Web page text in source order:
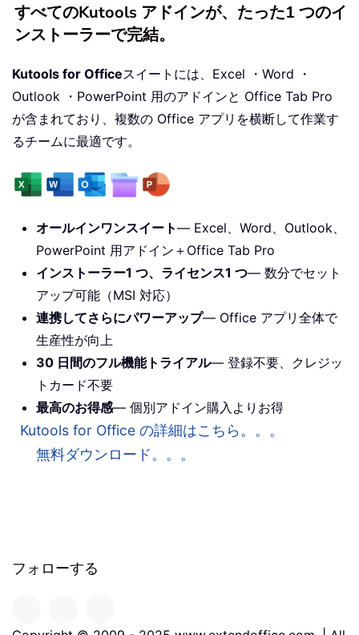
すべてのKutools アドインが、たった1 つのイ
ンストーラーで完結。
Kutools for Officeスイートには、Excel ・Word ・
Outlook ・PowerPoint 用のアドインと Office Tab Pro
が含まれており、複数の Office アプリを横断して作業す
るチームに最適です。
オールインワンスイート— Excel、Word、Outlook、
PowerPoint 用アドイン＋Office Tab Pro
インストーラー1 つ、ライセンス1 つ— 数分でセット
アップ可能（MSI 対応）
連携してさらにパワーアップ— Office アプリ全体で
生産性が向上
30 日間のフル機能トライアル— 登録不要、クレジッ
トカード不要
最高のお得感— 個別アドイン購入よりお得
Kutools for Office の詳細はこちら。。。
無料ダウンロード。。。
フォローする